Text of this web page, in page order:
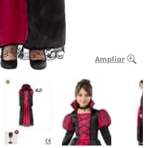
Ampliar